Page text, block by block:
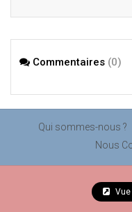
Sigmicom à Abidjan
Commentaires (0)
Qui sommes-nous ?
Nous